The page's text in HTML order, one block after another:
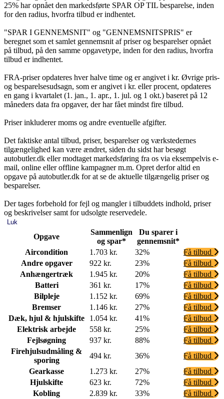
25% har opnået den markedsførte SPAR OP TIL besparelse, inden
for den radius, hvorfra tilbud er indhentet.
"SPAR I GENNEMSNIT" og "GENNEMSNITSPRIS" er
beregnet som et samlet gennemsnit af priser og besparelser opnået
på tilbud, på den samme opgavetype, inden for den radius, hvorfra
tilbud er indhentet.
FRA-priser opdateres hver halve time og er angivet i kr. Øvrige pris-
og besparelsesudsagn, som er angivet i kr. eller procent, opdateres
en gang i kvartalet (1. jan., 1. apr., 1. jul. og 1 okt.) baseret på 12
måneders data fra opgaver, der har fået mindst fire tilbud.
Priser inkluderer moms og andre eventuelle afgifter.
Det faktiske antal tilbud, priser, besparelser og værkstedernes
tilgængelighed kan være ændret, siden du sidst har besøgt
autobutler.dk eller modtaget markedsføring fra os via eksempelvis e-
mail, online eller offline kampagner m.m. Opret derfor altid en
opgave på autobutler.dk for at se de aktuelle tilgængelig priser og
besparelser.
Der tages forbehold for fejl og mangler i tilbuddets indhold, priser
og beskrivelser samt for udsolgte reservedele.
Luk
Opgave
Sammenlign
og spar*
Du sparer i
gennemsnit*
Aircondition
1.703 kr. 32%
Få tilbud
Andre opgaver
922 kr. 23%
Få tilbud
Anhængertræk
1.945 kr. 20%
Få tilbud
Batteri
361 kr. 17%
Få tilbud
Bilpleje
1.152 kr. 69%
Få tilbud
Bremser
1.146 kr. 27%
Få tilbud
Dæk, hjul & hjulskifte
1.054 kr. 41%
Få tilbud
Elektrisk arbejde
558 kr. 25%
Få tilbud
Fejlsøgning
937 kr. 88%
Få tilbud
Firehjulsudmåling &
sporing
494 kr. 36%
Få tilbud
Gearkasse
1.273 kr. 27%
Få tilbud
Hjulskifte
623 kr. 72%
Få tilbud
Kobling
2.839 kr. 33%
Få tilbud